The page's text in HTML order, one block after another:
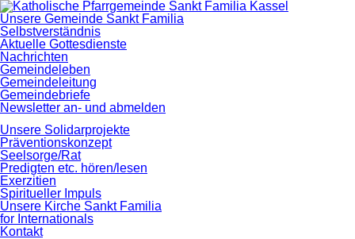
Navigation
überspringen
Unsere Gemeinde Sankt Familia
Selbstverständnis
Aktuelle Gottesdienste
Nachrichten
Gemeindeleben
Gemeindeleitung
Gemeindebriefe
Newsletter an- und abmelden
Unsere Solidarprojekte
Präventionskonzept
Seelsorge/Rat
Predigten etc. hören/lesen
Exerzitien
Spiritueller Impuls
Unsere Kirche Sankt Familia
for Internationals
Kontakt